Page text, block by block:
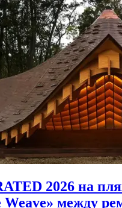
2026 на
Weave» между